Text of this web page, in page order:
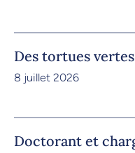
Des tortues
8 juillet 2026
Doctorant et